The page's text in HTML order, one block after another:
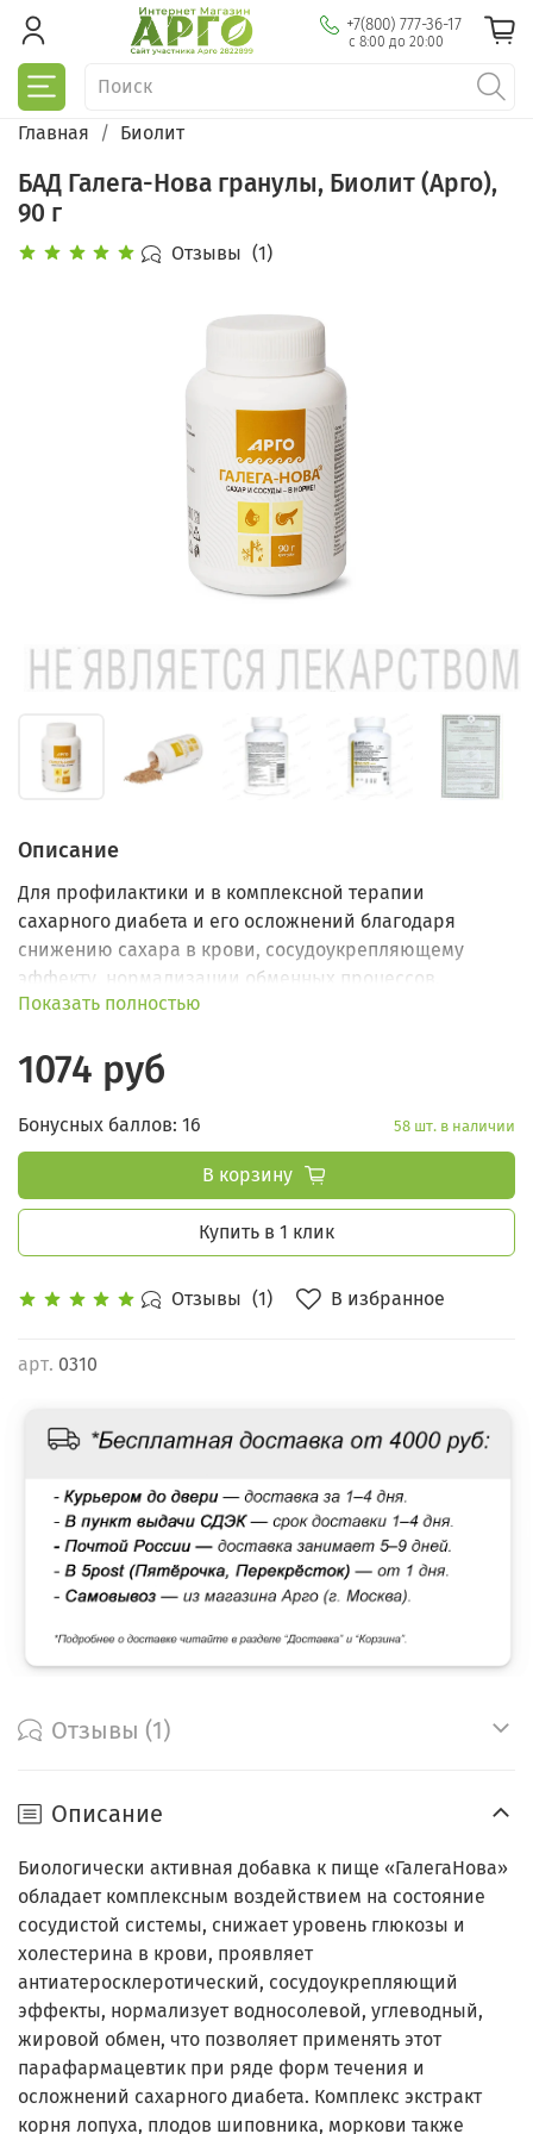
+7(800) 777-36-17
с 8:00 до 20:00
Главная Биолит
БАД Галега-Нова гранулы, Биолит (Арго),
90 г
Отзывы (1)
Отзывы (1) В избранное
арт. 0310
Описание
Для профилактики и в комплексной терапии
сахарного диабета и его осложнений благодаря
снижению сахара в крови, сосудоукрепляющему
эффекту, нормализации обменных процессов.
Показать полностью
1074 руб
Бонусных баллов: 16 58 шт. в наличии
В корзину
Купить в 1 клик
Отзывы (1)
Описание
Биологически активная добавка к пище «ГалегаНова»
обладает комплексным воздействием на состояние
сосудистой системы, снижает уровень глюкозы и
холестерина в крови, проявляет
антиатеросклеротический, сосудоукрепляющий
эффекты, нормализует водносолевой, углеводный,
жировой обмен, что позволяет применять этот
парафармацевтик при ряде форм течения и
осложнений сахарного диабета. Комплекс экстракт
корня лопуха, плодов шиповника, моркови также